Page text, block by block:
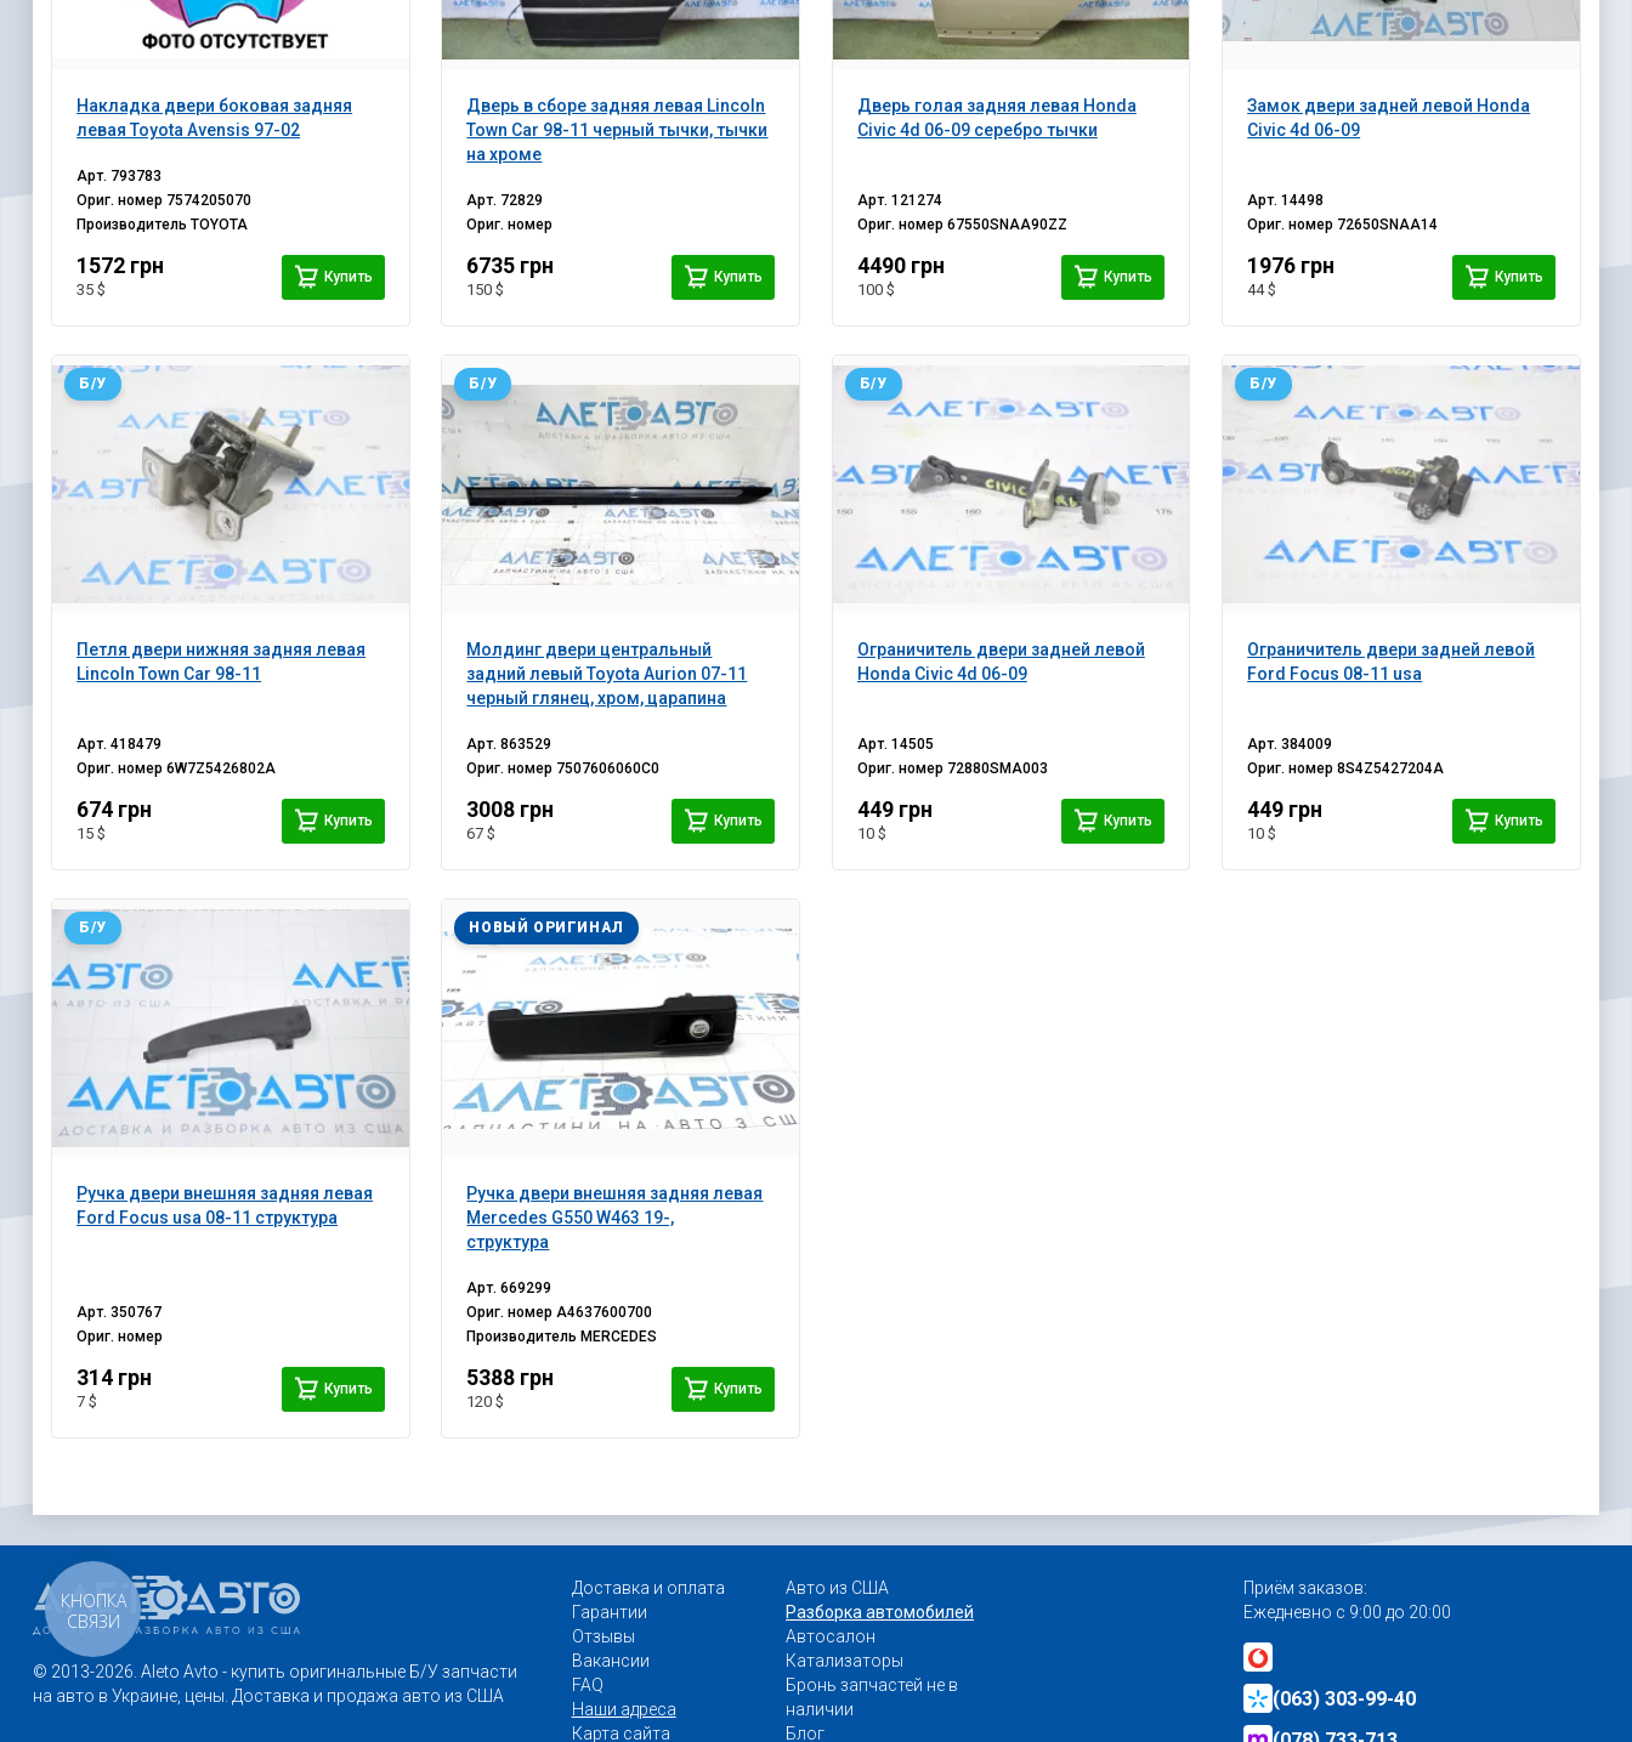
Накладка двери боковая задняя
левая Toyota Avensis 97-02
Арт. 793783
Ориг. номер 7574205070
ПроизводительTOYOTA
1572 грн
35 $
Купить
Дверь в сборе задняя левая Lincoln
Town Car 98-11 черный тычки, тычки
на хроме
Арт. 72829
Ориг. номер
6735 грн
150 $
Купить
Дверь голая задняя левая Honda
Civic 4d 06-09 серебро тычки
Арт. 121274
Ориг. номер 67550SNAA90ZZ
4490 грн
100 $
Купить
Замок двери задней левой Honda
Civic 4d 06-09
Арт.14498
Ориг. номер 72650SNAA14
1976 грн
44 $
Купить
Петля двери нижняя задняя левая
Lincoln Town Car 98-11
Б/У
Арт.418479
Ориг. номер6W7Z5426802A
674 грн
15 $
Купить
Молдинг двери центральный
задний левый Toyota Aurion 07-11
черный глянец, хром, царапина
Б/У
Арт.863529
Ориг. номер 7507606060C0
3008 грн
67 $
Купить
Ограничитель двери задней левой
Honda Civic 4d 06-09
Б/У
Арт. 14505
Ориг. номер 72880SMA003
449 грн
10 $
Купить
Ограничитель двери задней левой
Ford Focus 08-11 usa
Б/У
Арт.384009
Ориг. номер8S4Z5427204A
449 грн
10 $
Купить
Ручка двери внешняя задняя левая
Ford Focus usa 08-11 структура
Б/У
Арт.350767
Ориг. номер
314 грн
7 $
Купить
Ручка двери внешняя задняя левая
Mercedes G550 W463 19-,
структура
НОВЫЙ ОРИГИНАЛ
Арт.669299
Ориг. номерA4637600700
Производитель MERCEDES
5388 грн
120 $
Купить
© 2013-2026. Aleto Avto - купить оригинальные Б/У запчасти
на авто в Украине, цены. Доставка и продажа авто из США
Доставка и оплата
Гарантии
Отзывы
Вакансии
FAQ
Наши адреса
Карта сайта
Авто из США
Разборка автомобилей
Автосалон
Катализаторы
Бронь запчастей не в
наличии
Блог
Приём заказов:
Ежедневно с 9:00 до 20:00
(063) 303-99-40
КНОПКА
СВЯЗИ